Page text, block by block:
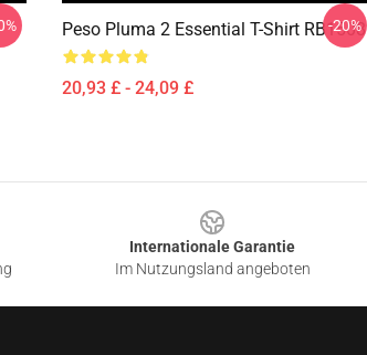
Peso Pluma 2 Essential T-Shirt RB1508
20,93 £ - 24,09 £
-20%
Internationale Garantie
Im Nutzungsland angeboten